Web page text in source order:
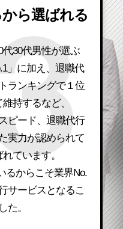
ら選ばれる
代30代男性が選ぶ
」に加え、退職代
ランキングで１位
持するなど、
ピード、退職代行
実力が認められて
ています。
るからこそ業界No.
サービスとなるこ
た。